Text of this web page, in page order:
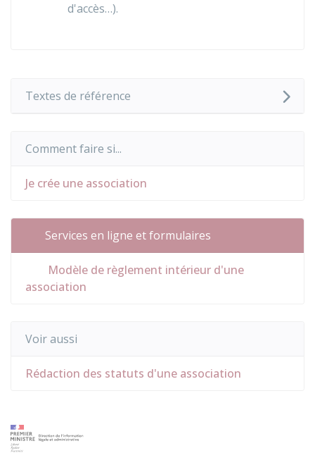
d'accès…).
Textes de référence
Comment faire si...
Je crée une association
Services en ligne et formulaires
Modèle de règlement intérieur d'une
association
Voir aussi
Rédaction des statuts d'une association